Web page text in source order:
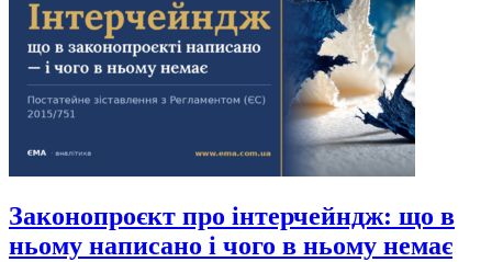
Законопроєкт про інтерчейндж: що в
ньому написано і чого в ньому немає